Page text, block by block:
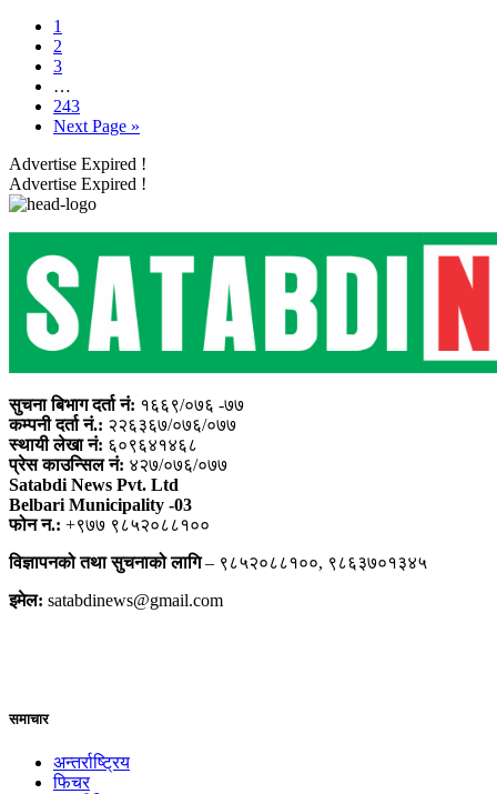
1
2
3
…
243
Next Page »
Advertise Expired !
Advertise Expired !
सुचना बिभाग दर्ता नं: १६६९/०७६ -७७
कम्पनी दर्ता नं.: २२६३६७/०७६/०७७
स्थायी लेखा नं: ६०९६४१४६८
प्रेस काउन्सिल नं: ४२७/०७६/०७७
Satabdi News Pvt. Ltd
Belbari Municipality -03
फोन न.: +९७७ ९८५२०८८१००
विज्ञापनको तथा सुचनाको लागि– ९८५२०८८१००, ९८६३७०१३४५
इमेल: satabdinews@gmail.com
समाचार
अन्तर्राष्ट्रिय
फिचर